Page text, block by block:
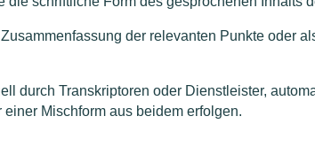
der relevanten Punkte oder
durch Transkriptoren oder Dienstleister,
Mischform aus beidem erfolgen.